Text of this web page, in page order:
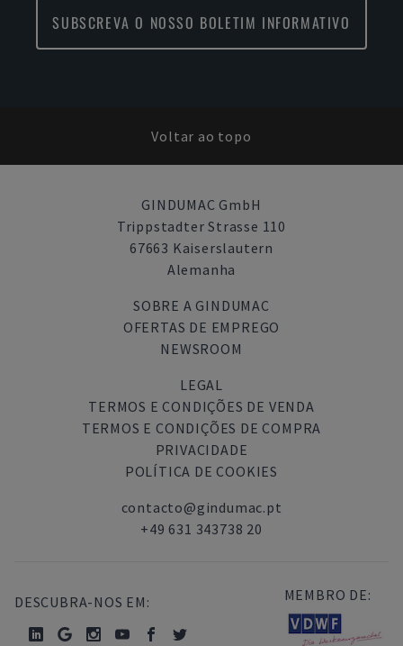
SUBSCREVA O NOSSO BOLETIM INFORMATIVO
Voltar ao topo
GINDUMAC GmbH
Trippstadter Strasse 110
67663 Kaiserslautern
Alemanha
SOBRE A GINDUMAC
OFERTAS DE EMPREGO
NEWSROOM
LEGAL
TERMOS E CONDIÇÕES DE VENDA
TERMOS E CONDIÇÕES DE COMPRA
PRIVACIDADE
POLÍTICA DE COOKIES
contacto@gindumac.pt
+49 631 343738 20
DESCUBRA-NOS EM: MEMBRO DE: